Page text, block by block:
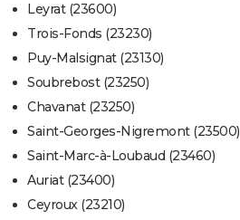
Leyrat (23600)
Trois-Fonds (23230)
Puy-Malsignat (23130)
Soubrebost (23250)
Chavanat (23250)
Saint-Georges-Nigremont (23500)
Saint-Marc-à-Loubaud (23460)
Auriat (23400)
Ceyroux (23210)